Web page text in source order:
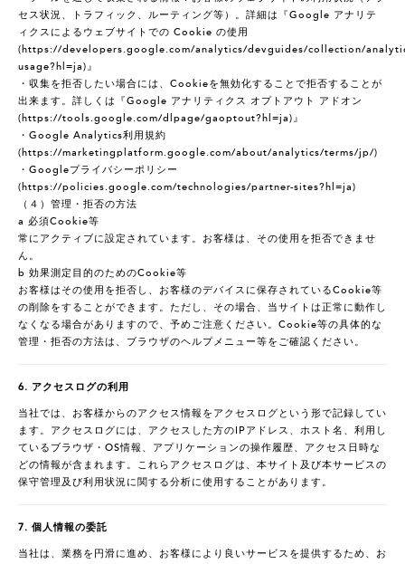
セス状況、トラフィック、ルーティング等）。詳細は『Google アナリテ
ィクスによるウェブサイトでの Cookie の使用
(https://developers.google.com/analytics/devguides/collection/
usage?hl=ja)』
・収集を拒否したい場合には、Cookieを無効化することで拒否することが
出来ます。詳しくは『Google アナリティクス オプトアウト アドオン
(https://tools.google.com/dlpage/gaoptout?hl=ja)』
・Google Analytics利用規約
(https://marketingplatform.google.com/about/analytics/terms/jp/)
・Googleプライバシーポリシー
(https://policies.google.com/technologies/partner-sites?hl=ja)
（４）管理・拒否の方法
a 必須Cookie等
常にアクティブに設定されています。お客様は、その使用を拒否できませ
ん。
b 効果測定目的のためのCookie等
お客様はその使用を拒否し、お客様のデバイスに保存されているCookie等
の削除をすることができます。ただし、その場合、当サイトは正常に動作し
なくなる場合がありますので、予めご注意ください。Cookie等の具体的な
管理・拒否の方法は、ブラウザのヘルプメニュー等をご確認ください。
6. アクセスログの利用
当社では、お客様からのアクセス情報をアクセスログという形で記録してい
ます。アクセスログには、アクセスした方のIPアドレス、ホスト名、利用し
ているブラウザ・OS情報、アプリケーションの操作履歴、アクセス日時な
どの情報が含まれます。これらアクセスログは、本サイト及び本サービスの
保守管理及び利用状況に関する分析に使用することがあります。
7. 個人情報の委託
当社は、業務を円滑に進め、お客様により良いサービスを提供するため、お